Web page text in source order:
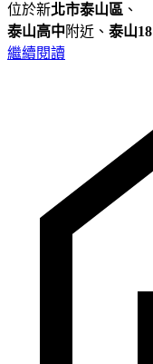
位於新北市泰山區 、
泰山高中 附近、 泰山
繼續閱讀